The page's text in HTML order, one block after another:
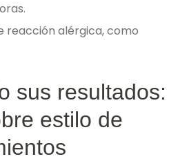
reacción alérgica, como
sus resultados:
estilo de